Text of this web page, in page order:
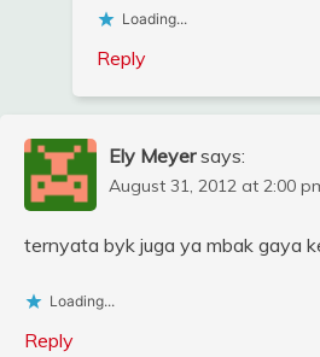
Loading...
Reply
Ely Meyer says:
August 31, 2012 at 2:00
ternyata byk juga ya mbak gaya
Loading...
Reply